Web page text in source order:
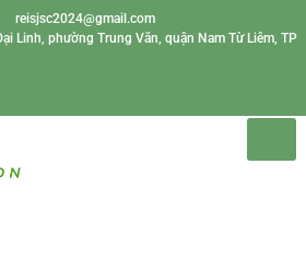
reisjsc2024@gmail.com
Linh, phường Trung Văn, quận Nam Từ Liêm, TP